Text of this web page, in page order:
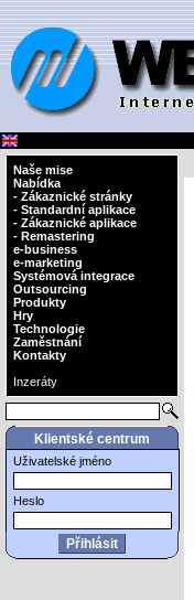
Naše mise
Nabídka
- Zákaznické stránky
- Standardní aplikace
- Zákaznické aplikace
- Remastering
e-business
e-marketing
Systémová integrace
Outsourcing
Produkty
Hry
Technologie
Zaměstnání
Kontakty
Inzeráty
Klientské centrum
Uživatelské jméno
Heslo